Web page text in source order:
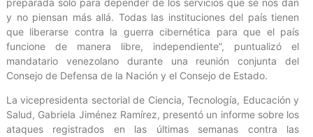
y no piensan más allá. Todas las instituciones del país tienen
que liberarse contra la guerra cibernética para que el país
funcione de manera libre, independiente”, puntualizó el
mandatario venezolano durante una reunión conjunta del
Consejo de Defensa de la Nación y el Consejo de Estado.
La vicepresidenta sectorial de Ciencia, Tecnología, Educación y
Salud, Gabriela Jiménez Ramírez, presentó un informe sobre los
ataques registrados en las últimas semanas contra las